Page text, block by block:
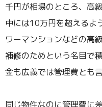
千円が相場のところ、高
中には10万円を超えるよ
ワーマンションなどの高
補修のためという名目で
金も広義では管理費とも言
同じ物件なのに管理費に